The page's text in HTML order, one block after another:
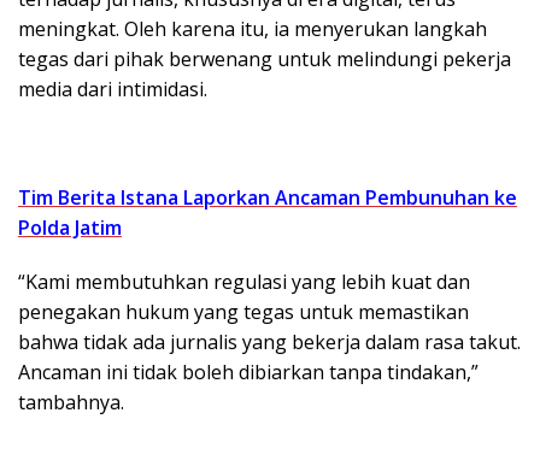
meningkat. Oleh karena itu, ia menyerukan langkah
tegas dari pihak berwenang untuk melindungi pekerja
media dari intimidasi.
Tim Berita Istana Laporkan Ancaman Pembunuhan ke
Polda Jatim
“Kami membutuhkan regulasi yang lebih kuat dan
penegakan hukum yang tegas untuk memastikan
bahwa tidak ada jurnalis yang bekerja dalam rasa takut.
Ancaman ini tidak boleh dibiarkan tanpa tindakan,”
tambahnya.